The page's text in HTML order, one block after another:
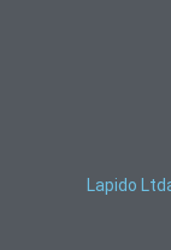
Lapido